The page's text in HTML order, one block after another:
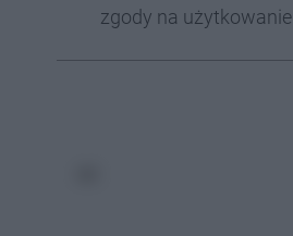
zgody na użytkowanie